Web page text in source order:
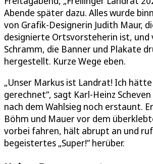
Abende später dazu. Alles wurde
von Grafik-Designerin Judith Maur,
designierte Ortsvorsteherin ist, und
Schramm, die Banner und Plakate
hergestellt. Kurze Wege eben.
„Unser Markus ist Landrat! Ich
gerechnet“, sagt Karl-Heinz
nach dem Wahlsieg noch erstaunt.
Böhm und Mauer vor dem
vorbei fahren, hält abrupt an und
begeistertes „Super!“ herüber.